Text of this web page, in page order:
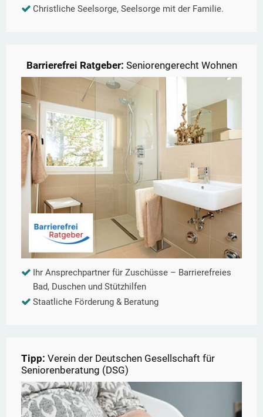
Christliche Seelsorge, Seelsorge mit der Familie.
Barrierefrei Ratgeber: Seniorengerecht Wohnen
Ihr Ansprechpartner für Zuschüsse – Barrierefreies
Bad, Duschen und Stützhilfen
Staatliche Förderung & Beratung
Tipp: Verein der Deutschen Gesellschaft für
Seniorenberatung (DSG)